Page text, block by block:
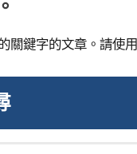
關鍵字的文章。請使